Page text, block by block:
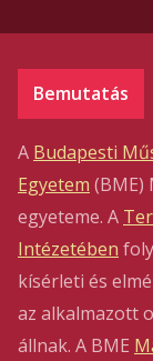
Bemutatás
A Budapesti
Egyetem (BME)
egyeteme. A
Intézetében
kísérleti és
az alkalmazott
állnak. A BME